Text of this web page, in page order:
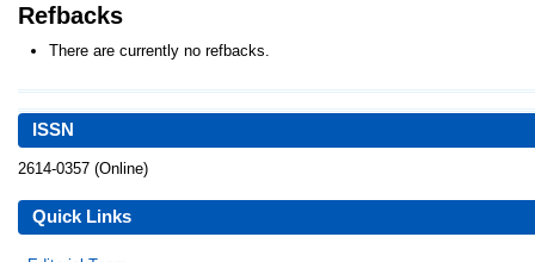
ISSN
2614-0357 (Online)
Quick Links
Refbacks
There are currently no refbacks.